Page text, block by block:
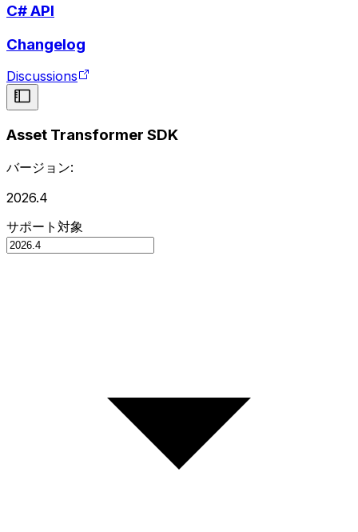
C# API
Changelog
Discussions
Asset Transformer SDK
バージョン:
2026.4
サポート対象